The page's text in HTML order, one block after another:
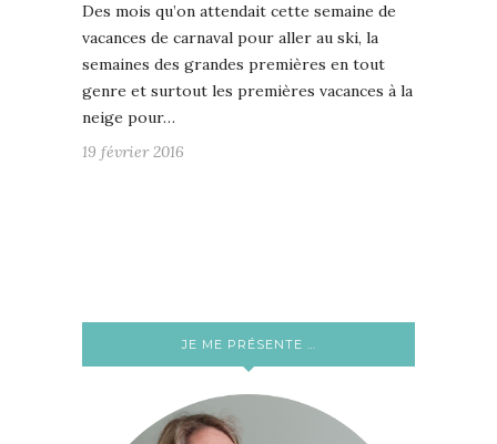
Des mois qu’on attendait cette semaine de
vacances de carnaval pour aller au ski, la
semaines des grandes premières en tout
genre et surtout les premières vacances à la
neige pour…
19 février 2016
JE ME PRÉSENTE …